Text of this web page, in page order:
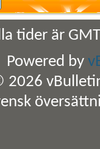
tider är
Powered by
2026